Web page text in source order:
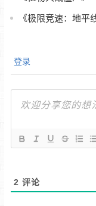
《极限竞速：地平
登录
2 评论